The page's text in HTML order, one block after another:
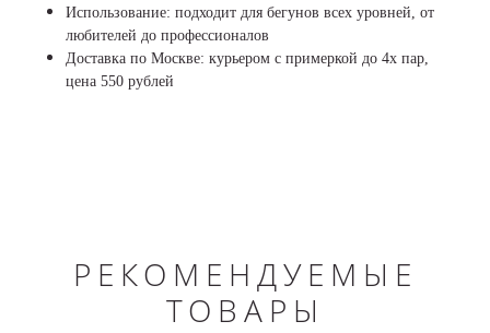
Использование: подходит для бегунов всех уровней, от
любителей до профессионалов
Доставка по Москве: курьером с примеркой до 4х пар,
цена 550 рублей
РЕКОМЕНДУЕМЫЕ
ТОВАРЫ